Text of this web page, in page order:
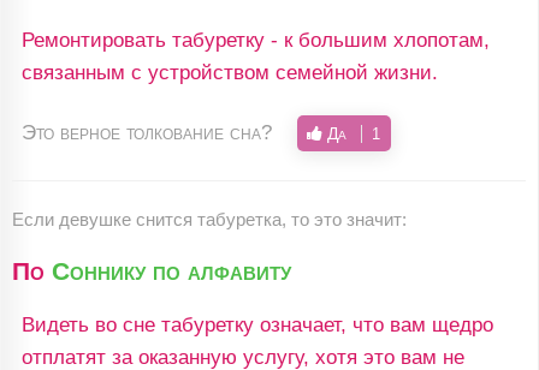
Ремонтировать табуретку - к большим хлопотам,
связанным с устройством семейной жизни.
Это верное толкование сна? Да 1
Если девушке снится табуретка, то это значит:
По Соннику по алфавиту
Видеть во сне табуретку означает, что вам щедро
отплатят за оказанную услугу, хотя это вам не